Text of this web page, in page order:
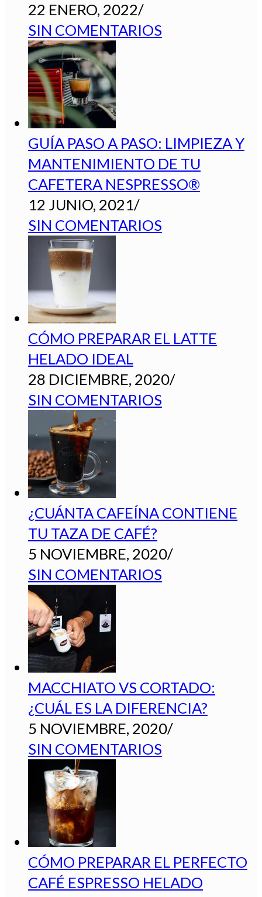
22 ENERO, 2022/
SIN COMENTARIOS
GUÍA PASO A PASO: LIMPIEZA Y
MANTENIMIENTO DE TU
CAFETERA NESPRESSO®
12 JUNIO, 2021/
SIN COMENTARIOS
CÓMO PREPARAR EL LATTE
HELADO IDEAL
28 DICIEMBRE, 2020/
SIN COMENTARIOS
¿CUÁNTA CAFEÍNA CONTIENE
TU TAZA DE CAFÉ?
5 NOVIEMBRE, 2020/
SIN COMENTARIOS
MACCHIATO VS CORTADO:
¿CUÁL ES LA DIFERENCIA?
5 NOVIEMBRE, 2020/
SIN COMENTARIOS
CÓMO PREPARAR EL PERFECTO
CAFÉ ESPRESSO HELADO